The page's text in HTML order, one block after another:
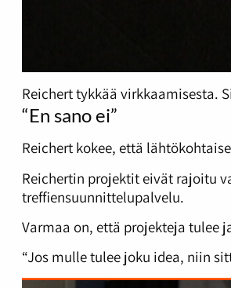
Reichert tykkää virkkaamisesta.
“En sano ei”
Reichert kokee, että
Reichertin projektit eivät rajoitu
treffiensuunnittelupalvelu.
Varmaa on, että projekteja tulee
“Jos mulle tulee joku idea, niin